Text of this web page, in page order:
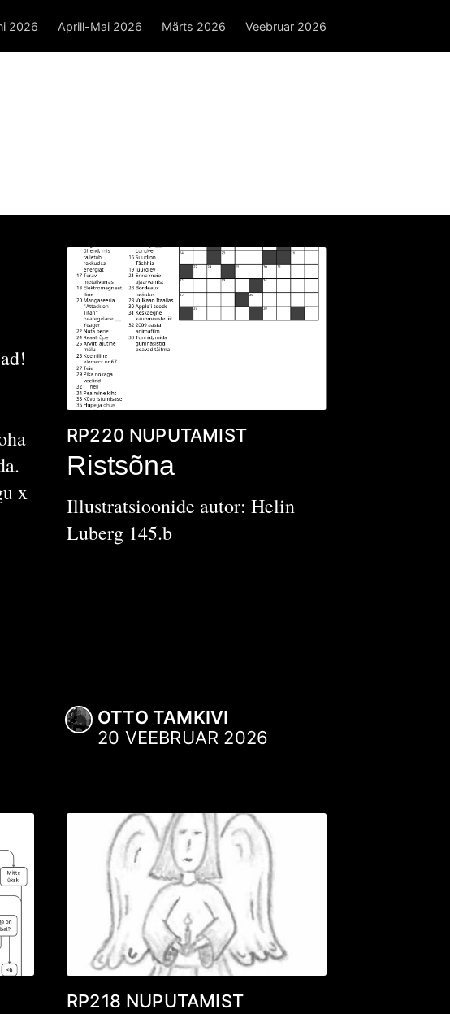
2026 Aprill-Mai 2026 Märts 2026 Veebruar 2026
x
RP220 NUPUTAMIST
Ristsõna
Illustratsioonide autor: Helin
Luberg 145.b
OTTO TAMKIVI
20 VEEBRUAR 2026
RP218 NUPUTAMIST